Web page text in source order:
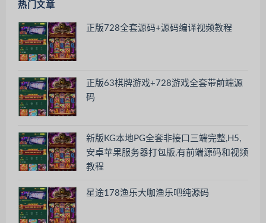
热门文章
正版728全套源码+源码编译视频教程
正版63棋牌游戏+728游戏全套带前端源
码
新版KG本地PG全套非接口三端完整,H5,
安卓苹果服务器打包版,有前端源码和视频
教程
星途178渔乐大咖渔乐吧纯源码